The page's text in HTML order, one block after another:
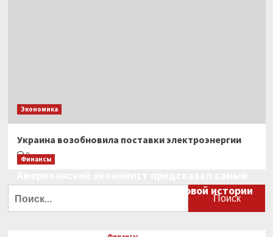
Экономика
Украина возобновила поставки электроэнергии
0
Финансы
большой финансовый крах в мировой истории